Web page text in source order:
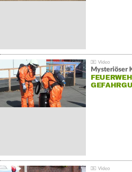
Mysteriöser